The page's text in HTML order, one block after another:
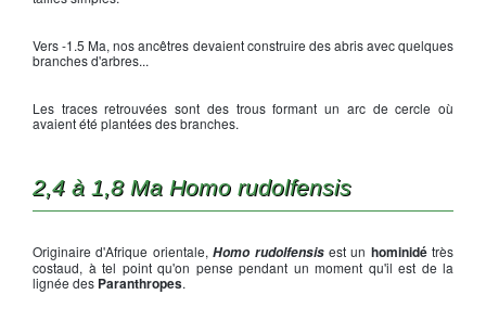
Vers -1.5 Ma, nos ancêtres devaient construire des abris avec quelques
branches d'arbres...
Les traces retrouvées sont des trous formant un arc de cercle où
avaient été plantées des branches.
2,4 à 1,8 Ma Homo rudolfensis
Originaire d'Afrique orientale,Homo rudolfensisest un hominidétrès
costaud, à tel point qu'on pense pendant un moment qu'il est de la
lignée des Paranthropes.